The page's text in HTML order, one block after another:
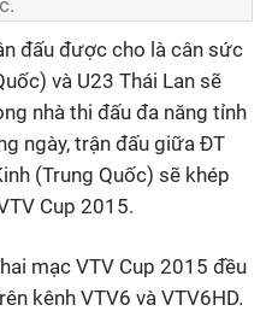
đấu được cho là cân sức
và U23 Thái Lan sẽ
nhà thi đấu đa năng tỉnh
ngày, trận đấu giữa ĐT
(Trung Quốc) sẽ khép
Cup 2015.
mạc VTV Cup 2015 đều
kênh VTV6 và VTV6HD.